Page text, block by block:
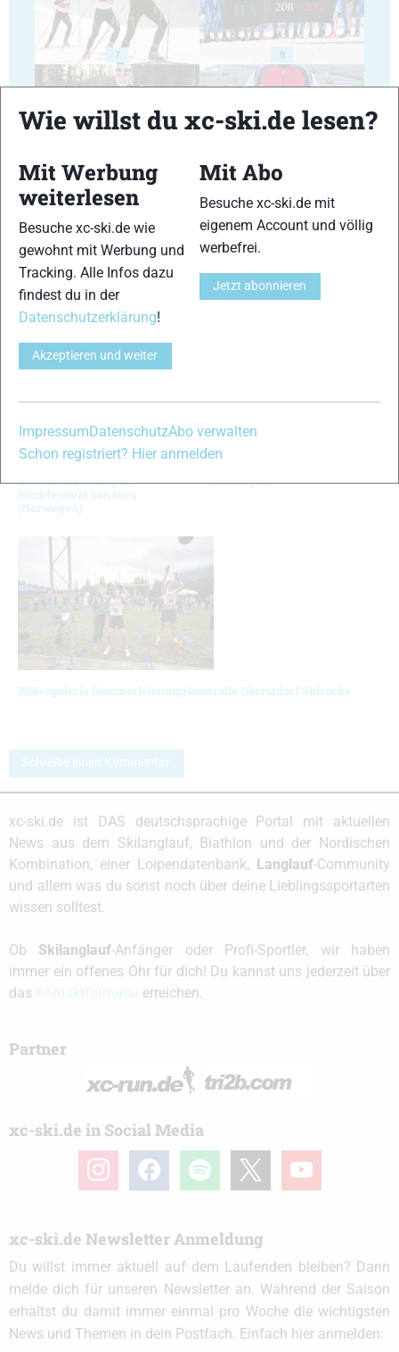
7 8
9 10
© Bild 1: NSF; Bild 2: Craft; Bilder 3 - 6: Per Frost; Bild 7: C.WEHRLI
2011; Bild 8: -; Bild 9: Evi Sachenbacher-Stehle; Bild 10: Andreas
Fuchs;
VERWANDTE ARTIKEL
Biathlonwettkämpfe
Blinkfestival Sandnes
(Norwegen)
(Norwegen)
Bildergalerie Sommerleistungskontrolle Oberstdorf Skirocks
Zurück
Schreibe einen Kommentar
xc-ski.de ist DAS deutschsprachige Portal mit aktuellen
News aus dem Skilanglauf, Biathlon und der Nordischen
Kombination, einer Loipendatenbank, Langlauf-Community
und allem was du sonst noch über deine Lieblingssportarten
wissen solltest.
Ob Skilanglauf-Anfänger oder Profi-Sportler, wir haben
immer ein offenes Ohr für dich! Du kannst uns jederzeit über
das
erreichen.
Partner
xc-ski.de in Social Media
instagramfacebook spotify youtube
xc-ski.de Newsletter Anmeldung
Du willst immer aktuell auf dem Laufenden bleiben? Dann
melde dich für unseren Newsletter an. Während der Saison
erhältst du damit immer einmal pro Woche die wichtigsten
News und Themen in dein Postfach. Einfach hier anmelden:
Wie willst du xc-ski.de lesen?
Mit Werbung
weiterlesen
Besuche xc-ski.de wie
gewohnt mit Werbung und
Tracking. Alle Infos dazu
findest du in der
Datenschutzerklärung!
Akzeptieren und weiter
Mit Abo
Besuche xc-ski.de mit
eigenem Account und völlig
werbefrei.
Jetzt abonnieren
Impressum DatenschutzAbo verwalten
Schon registriert? Hier anmelden